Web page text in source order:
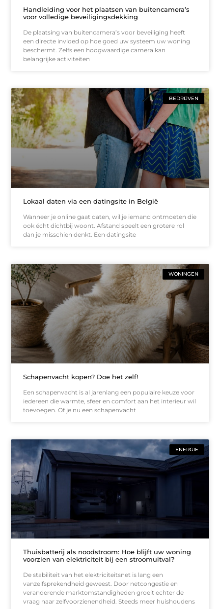
Handleiding voor het plaatsen van buitencamera’s
voor volledige beveiligingsdekking
De plaatsing van buitencamera’s voor beveiliging heeft
een directe invloed op hoe goed uw systeem uw woning
beschermt. Zelfs een hoogwaardige camera kan
belangrijke activiteiten
BEDRIJVEN
Lokaal daten via een datingsite in België
Wanneer je online gaat daten, wil je iemand ontmoeten die
ook écht dichtbij woont. Afstand speelt een grotere rol
dan je misschien denkt. Een datingsite
WONINGEN
Schapenvacht kopen? Doe het zelf!
Een schapenvacht is al jarenlang een populaire keuze voor
iedereen die warmte, sfeer en comfort aan het interieur wil
toevoegen. Of je nu een schapenvacht
ENERGIE
Thuisbatterij als noodstroom: Hoe blijft uw woning
voorzien van elektriciteit bij een stroomuitval?
De stabiliteit van het elektriciteitsnet is lang een
vanzelfsprekendheid geweest. Door netcongestie en
veranderende marktomstandigheden groeit echter de
vraag naar zelfvoorzienendheid. Steeds meer huishoudens